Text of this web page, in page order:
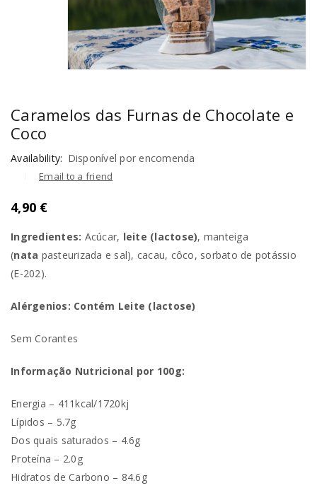
Caramelos das Furnas de Chocolate e
Coco
Availability: Disponível por encomenda
Email to a friend
4,90 €
Ingredientes: Acúcar, leite (lactose), manteiga
(nata pasteurizada e sal), cacau, côco, sorbato de potássio
(E-202).
Alérgenios: Contém Leite (lactose)
Sem Corantes
Informação Nutricional por 100g:
Energia – 411kcal/1720kj
Lípidos – 5.7g
Dos quais saturados – 4.6g
Proteína – 2.0g
Hidratos de Carbono – 84.6g